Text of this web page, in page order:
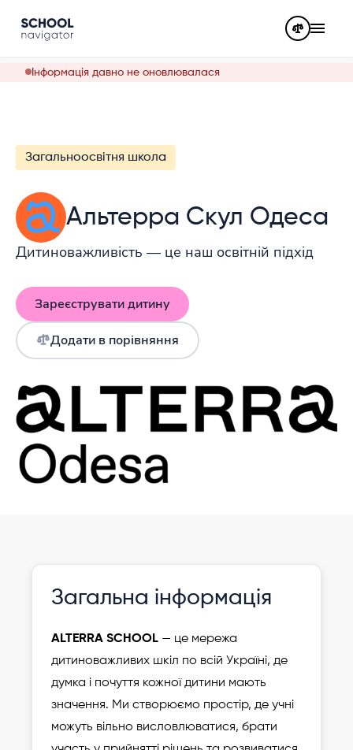
Інформація давно не оновлювалася
Загальноосвітня школа
Альтерра Скул Одеса
Дитиноважливість — це наш освітній підхід
Зареєструвати дитину
Додати в порівняння
Зареєструвати
дитину
Загальна інформація
ALTERRA SCHOOL — це мережа
дитиноважливих шкіл по всій Україні, де
думка і почуття кожної дитини мають
значення. Ми створюємо простір, де учні
можуть вільно висловлюватися, брати